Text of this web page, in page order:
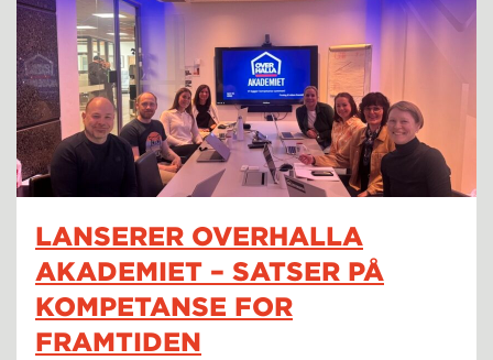
LANSERER OVERHALLA
AKADEMIET – SATSER PÅ
KOMPETANSE FOR
FRAMTIDEN